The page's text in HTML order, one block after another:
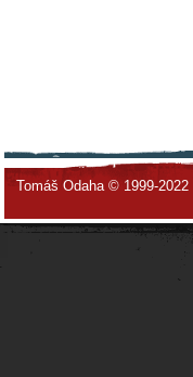
Tomáš Odaha © 1999-2022